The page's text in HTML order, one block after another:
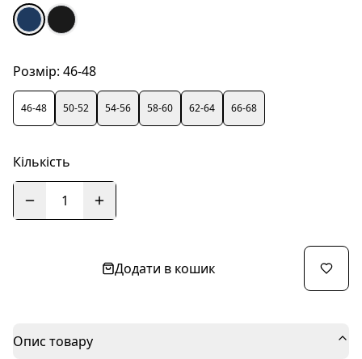
Розмір: 46-48
46-48 50-52 54-56 58-60 62-64 66-68
Кількість
1
Додати в кошик
Опис товару